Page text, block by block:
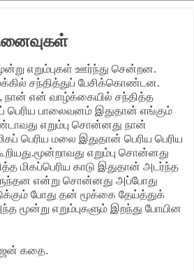
எறும்புகள் ஊர்ந்து சென்றன.
சந்தித்துப் பேசிக்கொண்டன.
நான் என் வாழ்க்கையில் சந்தித்த
பெரிய பாலைவனம் இதுதான் எங்கும்
எறும்பு சொன்னது நான்
பெரிய மலை இதுதான் பெரிய பெரிய
எறும்பு சொன்னது
மிகப்பெரிய காடு இதுதான் அடர்ந்த
என்று சொன்னது அப்போது
போது தன் மூக்கை தேய்த்துக்
எறும்புகளும் இறந்து போயின
கதை.